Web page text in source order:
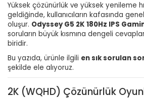
Yüksek çözünürlük ve yüksek yenileme
geldiğinde, kullanıcıların kafasında
oluşur. Odyssey G5 2K 180Hz IPS
soruların büyük kısmına dengeli
biridir.
Bu yazıda, ürünle ilgili en sık sorulan
şekilde ele alıyoruz.
2K (WQHD) Çözünürlük